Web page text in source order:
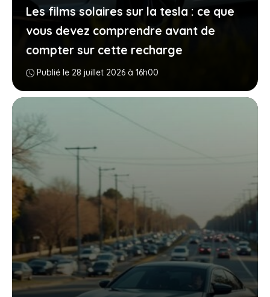
Les films solaires sur la tesla : ce que
vous devez comprendre avant de
compter sur cette recharge
Publié le 28 juillet 2026 à 16h00